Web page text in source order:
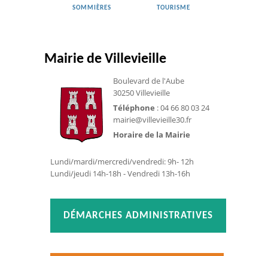
SOMMIÈRES
TOURISME
Mairie de Villevieille
Boulevard de l'Aube
30250 Villevieille
Téléphone : 04 66 80 03 24
mairie@villevieille30.fr
Horaire de la Mairie
Lundi/mardi/mercredi/vendredi: 9h- 12h
Lundi/jeudi 14h-18h - Vendredi 13h-16h
DÉMARCHES ADMINISTRATIVES